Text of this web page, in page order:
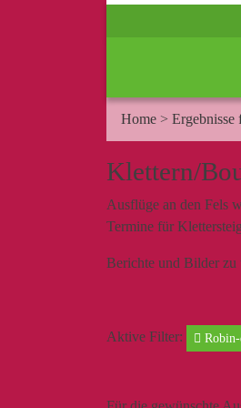
Home > Ergebnisse
Klettern/
Ausflüge an den Fels
Termine für
Berichte und Bilder zu
Aktive Filter: